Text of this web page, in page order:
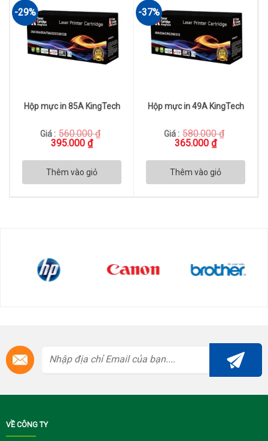
-29%
Hộp mực in 85A KingTech
Giá : 560.000₫
Giá
là:
560.000 ₫.
395.000 ₫Giá
tại
là:
395.000 ₫.
Thêm vào giỏ
-37%
Hộp mực in 49A KingTech
Giá : 580.000₫
Giá
là:
580.000 ₫.
365.000 ₫Giá
tại
là:
365.000 ₫.
Thêm vào giỏ
VỀ CÔNG TY